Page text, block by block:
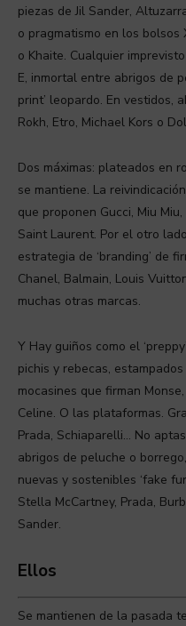
piezas de Jil Sander,
o pragmatismo en los bolsos
o Khaite. Cualquier
E, inmortal entre abrigos de
print’ leopardo. En vestidos,
Rokh, Etro, Michael Kors o
Dos máximas: plateados en
se mantiene. La
que proponen Gucci, Miu
Saint Laurent. Por el otro
estrategia de ‘branding’ de
Chanel, Balmain, Louis
muchas otras marcas.
Y Hay guiños como el
pichis y rebecas,
mocasines que firman
Celine. O las plataformas.
Prada, Schiaparelli… No
abrigos de peluche o
nuevas y sostenibles ‘fake
Stella McCartney, Prada,
Sander.
Ellos
Se mantienen de la pasada